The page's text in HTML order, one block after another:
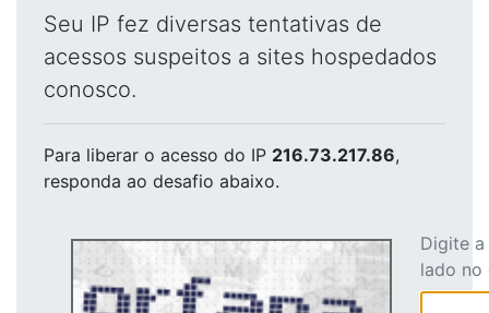
Seu IP fez diversas tentativas de
acessos suspeitos a sites hospedados
conosco.
Para liberar o acesso do IP 216.73.217.86,
responda ao desafio abaixo.
Digite
lado no